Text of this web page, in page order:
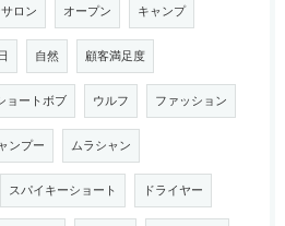
ロン オープン キャンプ
自然 顧客満足度
ョートボブ ウルフ ファッション
ンプー ムラシャン
スパイキーショート ドライヤー